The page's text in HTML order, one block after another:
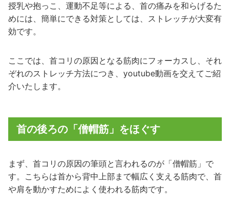
授乳や抱っこ、運動不足等による、首の痛みを和らげるた
めには、簡単にできる対策としては、ストレッチが大変有
効です。
ここでは、首コリの原因となる筋肉にフォーカスし、それ
ぞれのストレッチ方法につき、youtube動画を交えてご紹
介いたします。
首の後ろの「僧帽筋」をほぐす
まず、首コリの原因の筆頭と言われるのが「僧帽筋」で
す。こちらは首から背中上部まで幅広く支える筋肉で、首
や肩を動かすためによく使われる筋肉です。